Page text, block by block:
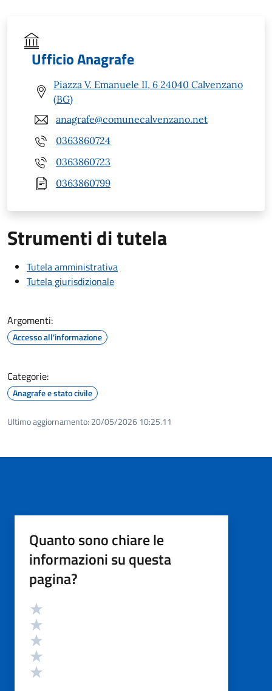
Ufficio Anagrafe
Piazza V. Emanuele II, 6 24040 Calvenzano
(BG)
anagrafe@comunecalvenzano.net
0363860724
0363860723
0363860799
Strumenti di tutela
Tutela amministrativa
Tutela giurisdizionale
Argomenti:
Accesso all'informazione
Categorie:
Anagrafe e stato civile
Ultimo aggiornamento: 20/05/2026 10:25.11
Quanto sono chiare le
informazioni su questa
pagina?
Valutazione